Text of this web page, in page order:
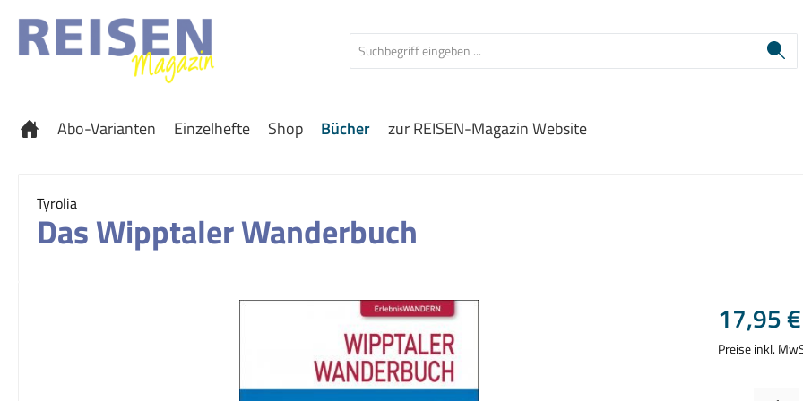
Hauptinhalt springen
Zur Suche springen
Zur Hauptnavigation springen
Abo-Varianten Einzelhefte Shop Bücher zur REISEN-Magazin Website
Tyrolia
Das Wipptaler Wanderbuch
Regulärer Preis:
17,95 €
Preise inkl.
Produkt